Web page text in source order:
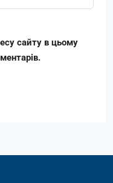
сайту в цьому